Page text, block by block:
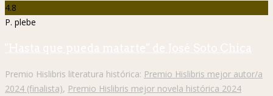
4.8
P. plebe
"Hasta que pueda matarte" de José Soto Chica
Premio Hislibris literatura histórica: Premio Hislibris mejor autor/a
2024 (finalista), Premio Hislibris mejor novela histórica 2024